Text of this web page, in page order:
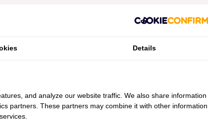
maar wanneer u bijvoorbeeld nieuw beddengoed, badgoed of
uitsluitend op afspraak, bezoeken bij ons centrale magazijn, dat is
is die u van dienst kan zijn en u niet voor een gesloten deur komt.
Details
and analyze our website traffic. We also share information
partners. These partners may combine it with other information